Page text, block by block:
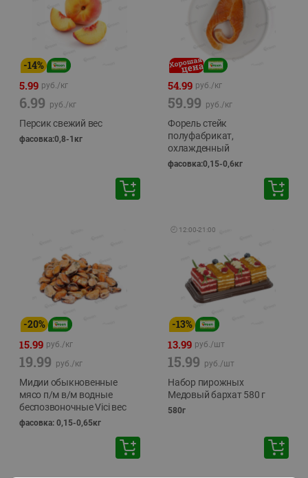
-14%
5.99 руб./кг
6.99 руб./кг
Персик свежий вес
фасовка:0,8-1кг
54.99 руб./кг
59.99 руб./кг
Форель стейк
полуфабрикат,
охлажденный
фасовка:0,15-0,6кг
-20%
15.99 руб./кг
19.99 руб./кг
Мидии обыкновенные
мясо п/м в/м водные
беспозвоночные Vici вес
фасовка: 0,15-0,65кг
🕘 12:00-21:00
-13%
13.99 руб./шт
15.99 руб./шт
Набор пирожных
Медовый бархат 580 г
580г